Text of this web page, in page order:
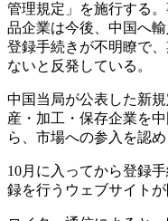
管理規定」を施行する
品企業は今後、中国へ
登録手続きが不明瞭で
ないと反発している。
中国当局が公表した新
産・加工・保存企業を
ら、市場への参入を認め
10月に入ってから登録
録を行うウェブサイトが